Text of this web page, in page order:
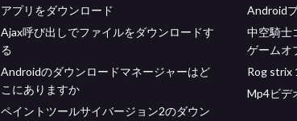
アプリをダウンロード
Ajax呼び出しでファイルをダウンロードす
る
Androidのダウンロードマネージャーはど
こにありますか
ペイントツールサイバージョン2のダウン
Android
中空騎士
ゲームオ
Rog strix
Mp4ビデ